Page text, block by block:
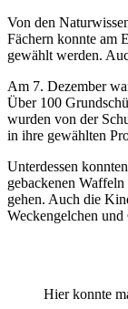
Von den
Fächern konnte am
gewählt werden.
Am 7. Dezember
Über 100
wurden von der
in ihre gewählten
Unterdessen
gebackenen
gehen. Auch die
Weckengelchen
Hier konnte